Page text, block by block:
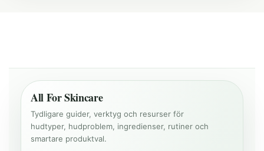
All For Skincare
Tydligare guider, verktyg och resurser för
hudtyper, hudproblem, ingredienser, rutiner och
smartare produktval.